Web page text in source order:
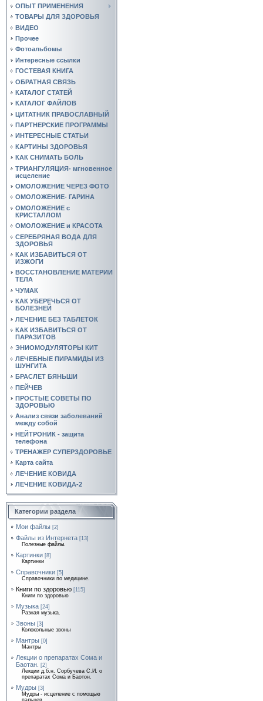
ОПЫТ ПРИМЕНЕНИЯ
ТОВАРЫ ДЛЯ ЗДОРОВЬЯ
ВИДЕО
Прочее
Фотоальбомы
Интересные ссылки
ГОСТЕВАЯ КНИГА
ОБРАТНАЯ СВЯЗЬ
КАТАЛОГ СТАТЕЙ
КАТАЛОГ ФАЙЛОВ
ЦИТАТНИК ПРАВОСЛАВНЫЙ
ПАРТНЕРСКИЕ ПРОГРАММЫ
ИНТЕРЕСНЫЕ СТАТЬИ
КАРТИНЫ ЗДОРОВЬЯ
КАК СНИМАТЬ БОЛЬ
ТРИАНГУЛЯЦИЯ- мгновенное
исцеление
ОМОЛОЖЕНИЕ ЧЕРЕЗ ФОТО
ОМОЛОЖЕНИЕ- ГАРИНА
ОМОЛОЖЕНИЕ с
КРИСТАЛЛОМ
ОМОЛОЖЕНИЕ и КРАСОТА
СЕРЕБРЯНАЯ ВОДА ДЛЯ
ЗДОРОВЬЯ
КАК ИЗБАВИТЬСЯ ОТ
ИЗЖОГИ
ВОССТАНОВЛЕНИЕ МАТЕРИИ
ТЕЛА
ЧУМАК
КАК УБЕРЕЧЬСЯ ОТ
БОЛЕЗНЕЙ
ЛЕЧЕНИЕ БЕЗ ТАБЛЕТОК
КАК ИЗБАВИТЬСЯ ОТ
ПАРАЗИТОВ
ЭНИОМОДУЛЯТОРЫ КИТ
ЛЕЧЕБНЫЕ ПИРАМИДЫ ИЗ
ШУНГИТА
БРАСЛЕТ БЯНЬШИ
ПЕЙЧЕВ
ПРОСТЫЕ СОВЕТЫ ПО
ЗДОРОВЬЮ
Анализ связи заболеваний
между собой
НЕЙТРОНИК - защита
телефона
ТРЕНАЖЕР СУПЕРЗДОРОВЬЕ
Карта сайта
ЛЕЧЕНИЕ КОВИДА
ЛЕЧЕНИЕ КОВИДА-2
Категории раздела
Мои файлы [2]
Файлы из Интернета [13]
Полезные файлы.
Картинки [8]
Картинки
Справочники [5]
Справочники по медицине.
Книги по здоровью [115]
Книги по здоровью
Музыка [24]
Разная музыка.
Звоны [3]
Колокольные звоны
Мантры [0]
Мантры
Лекции о препаратах Сома и
Баотан.
[2]
Лекции д.б.н. Сорбучева С.И. о
препаратах Сома и Баотон.
Мудры [3]
Мудры - исцеление с помощью
пальцев.